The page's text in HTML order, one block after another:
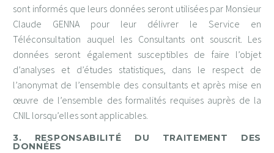
sont informés que leurs données seront utilisées par Monsieur
Claude GENNA pour leur délivrer le Service en
Téléconsultation auquel les Consultants ont souscrit. Les
données seront également susceptibles de faire l’objet
d’analyses et d’études statistiques, dans le respect de
l’anonymat de l’ensemble des consultants et après mise en
œuvre de l’ensemble des formalités requises auprès de la
CNIL lorsqu’elles sont applicables.
3. RESPONSABILITÉ DU TRAITEMENT DES
DONNÉES